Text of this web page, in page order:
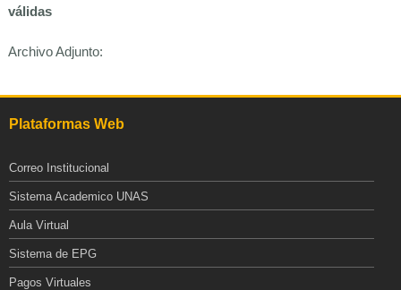
válidas
Archivo Adjunto:
Plataformas Web
Correo Institucional
Sistema Academico UNAS
Aula Virtual
Sistema de EPG
Pagos Virtuales